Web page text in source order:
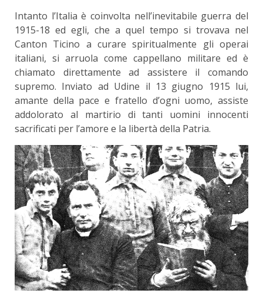
Intanto l’Italia è coinvolta nell’inevitabile guerra del
1915-18 ed egli, che a quel tempo si trovava nel
Canton Ticino a curare spiritualmente gli operai
italiani, si arruola come cappellano militare ed è
chiamato direttamente ad assistere il comando
supremo. Inviato ad Udine il 13 giugno 1915 lui,
amante della pace e fratello d’ogni uomo, assiste
addolorato al martirio di tanti uomini innocenti
sacrificati per l’amore e la libertà della Patria.